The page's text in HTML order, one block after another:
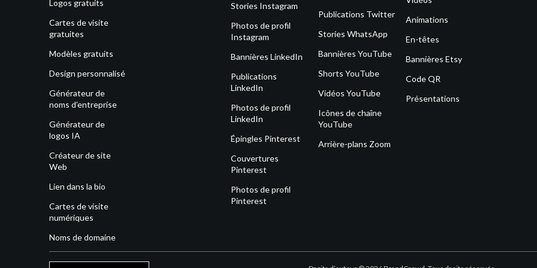
Logos gratuits
Cartes de visite
gratuites
Modèles gratuits
Design personnalisé
Générateur de
noms d’entreprise
Générateur de
logos IA
Créateur de site
Web
Lien dans la bio
Cartes de visite
numériques
Noms de domaine
Stories Instagram
Photos de profil
Instagram
Bannières LinkedIn
Publications
LinkedIn
Photos de profil
LinkedIn
Épingles Pinterest
Couvertures
Pinterest
Photos de profil
Pinterest
Publications Twitter
Stories WhatsApp
Bannières YouTube
Shorts YouTube
Vidéos YouTube
Icônes de chaîne
YouTube
Arrière-plans Zoom
Animations
En-têtes
Bannières Etsy
Code QR
Présentations